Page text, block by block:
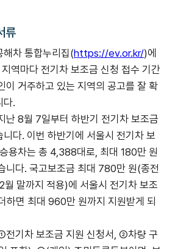
류
해차 통합누리집(https://ev.or.kr/)에
역마다 전기차 보조금 신청 접수 기간
이 거주하고 있는 지역의 공고를 잘 확
다.
난 8월 7일부터 하반기 전기차 보조금
다. 이번 하반기에 서울시 전기차 보
용차는 총 4,388대로, 최대 180만 원
니다. 국고보조금 최대 780만 원(종전
말까지 적용)에 서울시 전기차 보조
하면 최대 960만 원까지 지원받게 되
전기차 보조금 지원 신청서, ②차량 구